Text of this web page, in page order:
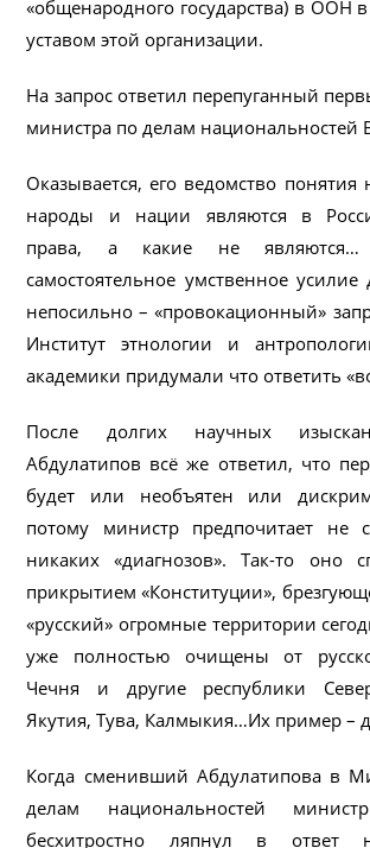
«общенародного государства) в ООН в
уставом этой организации.
На запрос ответил перепуганный
министра по делам национальностей
Оказывается, его ведомство
народы и нации являются в
права, а какие не
самостоятельное умственное
непосильно – «провокационный»
Институт этнологии и
академики придумали что ответить
После долгих научных
Абдулатипов всё же ответил, что
будет или необъятен или
потому министр предпочитает не
никаких «диагнозов». Так-то оно
прикрытием «Конституции»,
«русский» огромные территории
уже полностью очищены от
Чечня и другие республики
Якутия, Тува, Калмыкия…Их пример –
Когда сменивший Абдулатипова в
делам национальностей
бесхитростно ляпнул в ответ